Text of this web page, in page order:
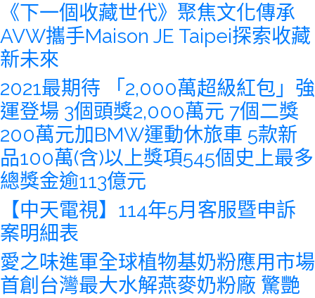
《下一個收藏世代》聚焦文化傳承
AVW攜手Maison JE Taipei探索收藏
新未來
2021最期待 「2,000萬超級紅包」強
運登場 3個頭獎2,000萬元 7個二獎
200萬元加BMW運動休旅車 5款新
品100萬(含)以上獎項545個史上最多
總獎金逾113億元
【中天電視】114年5月客服暨申訴
案明細表
愛之味進軍全球植物基奶粉應用市場
首創台灣最大水解燕麥奶粉廠 驚艷